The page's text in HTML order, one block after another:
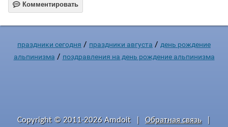
 Комментировать
праздники сегодня / праздники августа / день рождение
альпинизма / поздравления на день рождение альпинизма
Copyright © 2011-2026 Amdoit Обратная связь